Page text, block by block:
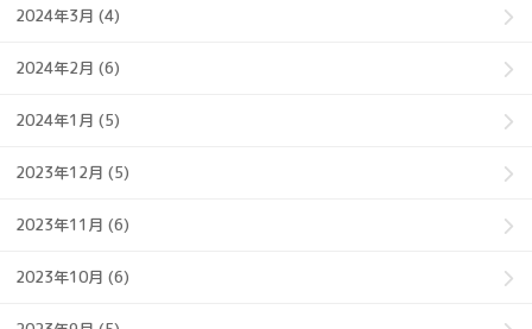
2024年3月 (4)
2024年2月 (6)
2024年1月 (5)
2023年12月 (5)
2023年11月 (6)
2023年10月 (6)